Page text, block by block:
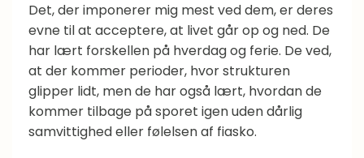
Det, der imponerer mig mest ved dem, er deres
evne til at acceptere, at livet går op og ned. De
har lært forskellen på hverdag og ferie. De ved,
at der kommer perioder, hvor strukturen
glipper lidt, men de har også lært, hvordan de
kommer tilbage på sporet igen uden dårlig
samvittighed eller følelsen af fiasko.